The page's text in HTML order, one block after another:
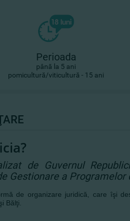
Perioada
până la 5 ani
pomicultură/viticultură - 15 ani
de Guvernul
Gestionare a Programelor
de organizare juridică, care îşi
Bălţi.